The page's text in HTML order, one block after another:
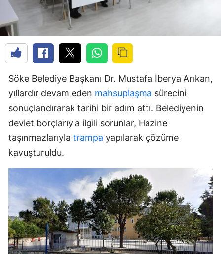
Söke Belediye Başkanı Dr. Mustafa İberya Arıkan,
yıllardır devam eden mahsuplaşma sürecini
sonuçlandırarak tarihi bir adım attı. Belediyenin
devlet borçlarıyla ilgili sorunlar, Hazine
taşınmazlarıyla trampa yapılarak çözüme
kavuşturuldu.